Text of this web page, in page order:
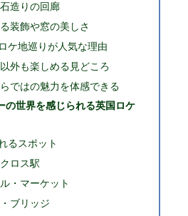
造りの回廊
装飾や窓の美しさ
ケ地巡りが人気な理由
外も楽しめる見どころ
ではの魅力を体感できる
の世界を感じられる英国ロケ
るスポット
ロス駅
・マーケット
ブリッジ